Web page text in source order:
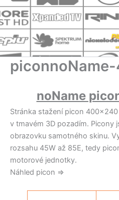
Přeskočit
na
obsah
noName
Stránka stažení picon
v tmavém 3D pozadím. Picony
obrazovku samotného skinu.
rozsahu 45W až 85E, tedy
motorové jednotky.
Náhled picon =>